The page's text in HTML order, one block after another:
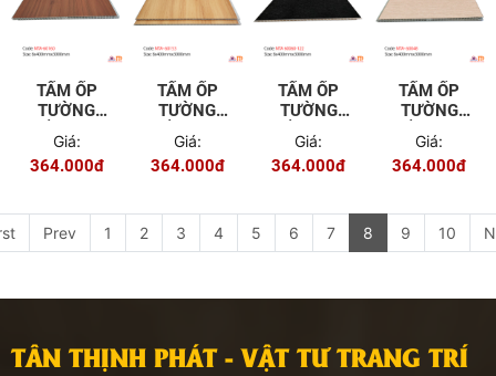
TẤM ỐP
TƯỜNG
TRẦN NTA
60160
Giá:
364.000đ
TẤM ỐP
TƯỜNG
TRẦN NTA
60153
Giá:
364.000đ
TẤM ỐP
TƯỜNG
TRẦN NTA
60060-122
Giá:
364.000đ
TẤM ỐP
TƯỜNG
TRẦN NTA
60048
Giá:
364.000đ
Prev 1 2 3 4 5 6 7 8 9 10
TÂN THỊNH PHÁT - VẬT TƯ TRANG TRÍ